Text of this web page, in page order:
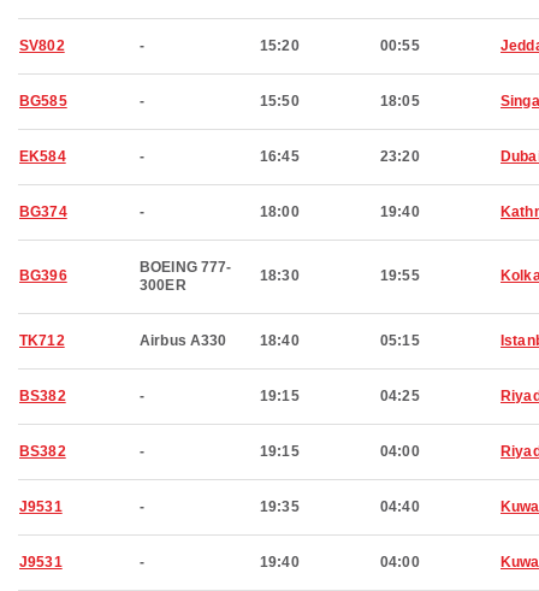
SV802 - 15:20 00:55
BG585 - 15:50 18:05
EK584 - 16:45 23:20
BG374 - 18:00 19:40
BG396
BOEING 777-
300ER
18:30 19:55
TK712 Airbus A330 18:40 05:15
BS382 - 19:15 04:25
BS382 - 19:15 04:00
J9531 - 19:35 04:40
J9531 - 19:40 04:00